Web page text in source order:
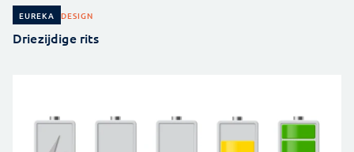
EUREKA DESIGN
Driezijdige rits